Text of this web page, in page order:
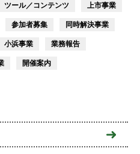
ツール／コンテンツ 上市事業
参加者募集 同時解決事業
小浜事業 業務報告
開催案内